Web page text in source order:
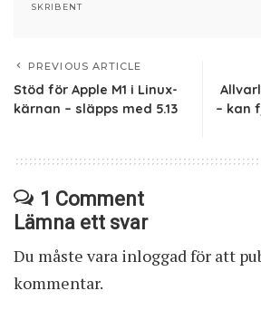
SKRIBENT
PREVIOUS ARTICLE
Stöd för Apple M1 i Linux-
kärnan – släpps med 5.13
– kan
1 Comment
Lämna ett svar
Du måste vara inloggad för att
kommentar.